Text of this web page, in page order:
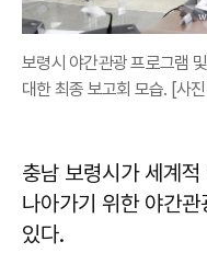
보령시 야간관광 프로그램
대한 최종 보고회 모습. [사
충남 보령시가 세계
나아가기 위한 야간
있다.